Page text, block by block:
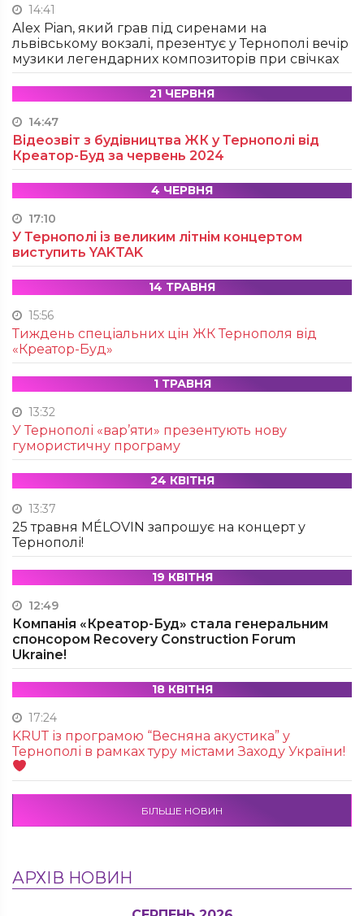
14:41
Alex Pian, який грав під сиренами на
львівському вокзалі, презентує у Тернополі вечір
музики легендарних композиторів при свічках
21 ЧЕРВНЯ
14:47
Відеозвіт з будівництва ЖК у Тернополі від
Креатор-Буд за червень 2024
4 ЧЕРВНЯ
17:10
У Тернополі із великим літнім концертом
виступить YAKTAK
14 ТРАВНЯ
15:56
Тиждень спеціальних цін ЖК Тернополя від
«Креатор-Буд»
1 ТРАВНЯ
13:32
У Тернополі «вар’яти» презентують нову
гумористичну програму
24 КВІТНЯ
13:37
25 травня MÉLOVIN запрошує на концерт у
Тернополі!
19 КВІТНЯ
12:49
Компанія «Креатор-Буд» стала генеральним
спонсором Recovery Construction Forum
Ukraine!
18 КВІТНЯ
17:24
KRUТ із програмою “Весняна акустика” у
Тернополі в рамках туру містами Заходу України!
БІЛЬШЕ НОВИН
АРХІВ НОВИН